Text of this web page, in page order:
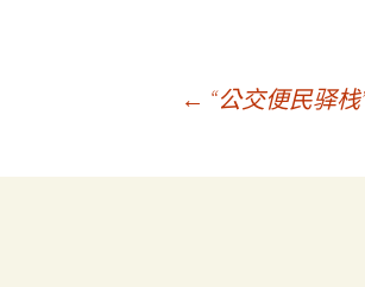
章
← “公交便民驿